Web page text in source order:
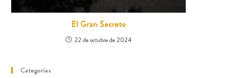
El Gran Secreto
22 de octubre de 2024
Categorías